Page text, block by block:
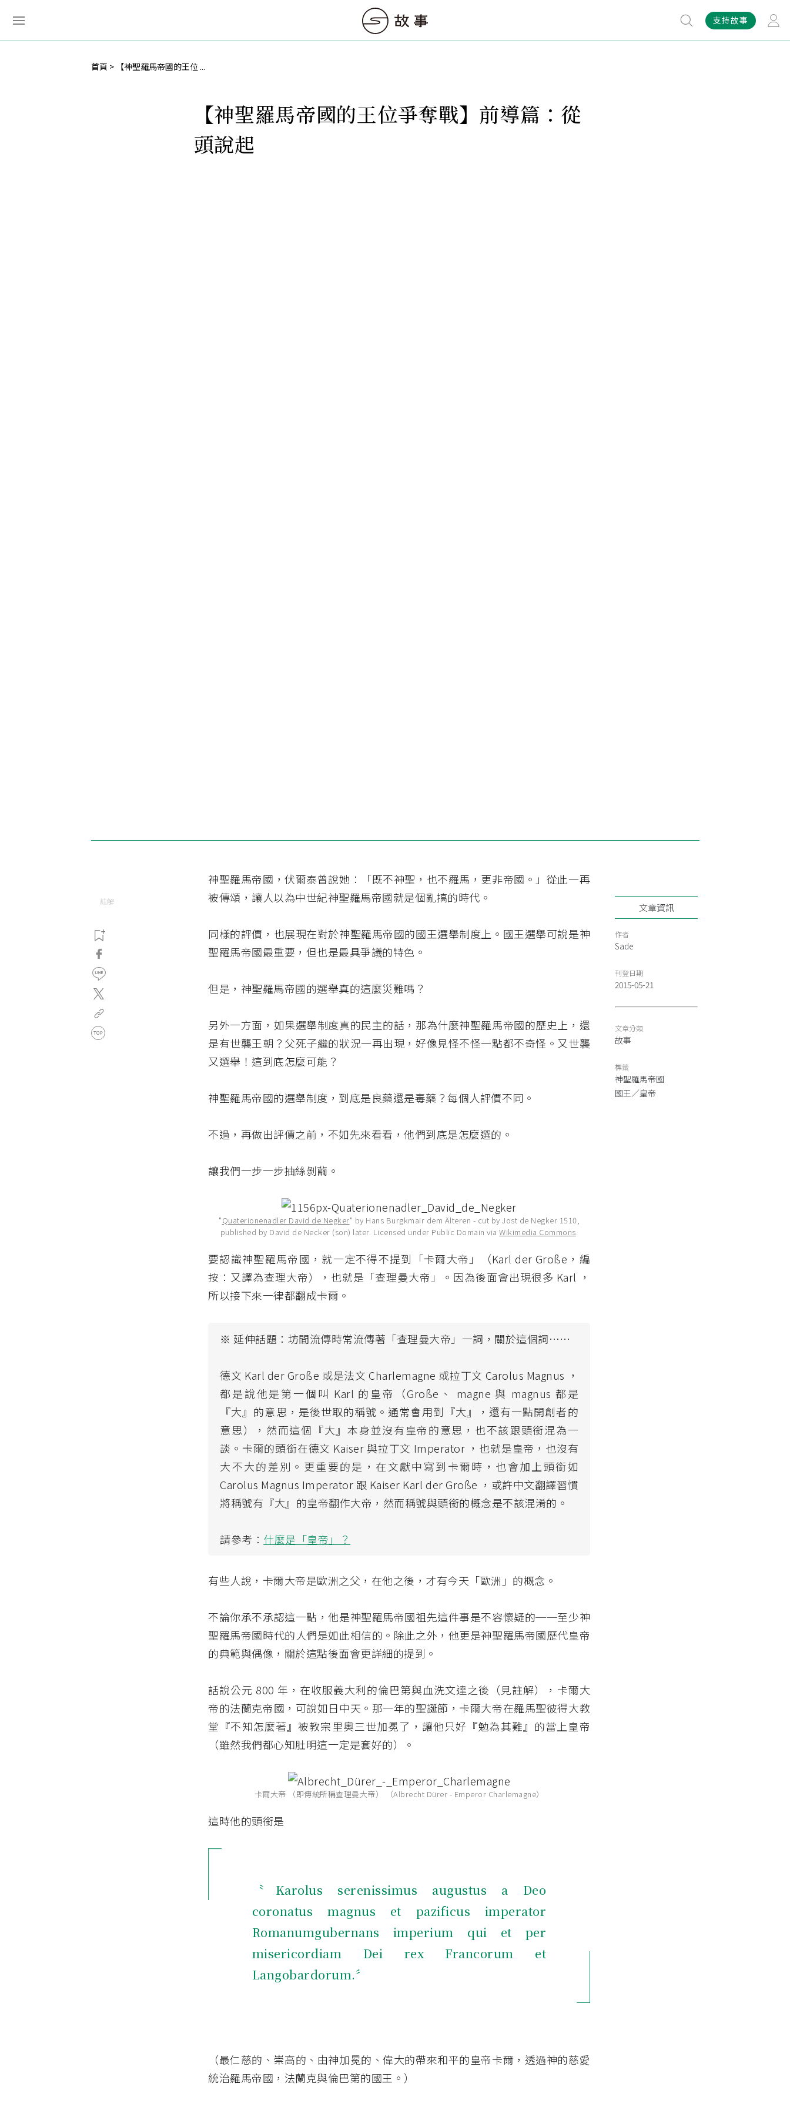
支持故事
首頁 【神聖羅馬帝國的王位 ...
【神聖羅馬帝國的王位爭奪戰】前導篇：從
頭說起
註解
神聖羅馬帝國，伏爾泰曾說她：「既不神聖，也不羅馬，更非帝國。」從此一再
被傳頌，讓人以為中世紀神聖羅馬帝國就是個亂搞的時代。
同樣的評價，也展現在對於神聖羅馬帝國的國王選舉制度上。國王選舉可說是神
聖羅馬帝國最重要，但也是最具爭議的特色。
但是，神聖羅馬帝國的選舉真的這麼災難嗎？
另外一方面，如果選舉制度真的民主的話，那為什麼神聖羅馬帝國的歷史上，還
是有世襲王朝？父死子繼的狀況一再出現，好像見怪不怪一點都不奇怪。又世襲
又選舉！這到底怎麼可能？
神聖羅馬帝國的選舉制度，到底是良藥還是毒藥？每個人評價不同。
不過，再做出評價之前，不如先來看看，他們到底是怎麼選的。
讓我們一步一步抽絲剝繭。
"Quaterionenadler David de Negker" by Hans Burgkmair dem Älteren - cut by Jost de Negker 1510,
published by David de Necker (son) later. Licensed under Public Domain viaWikimedia Commons.
要認識神聖羅馬帝國，就一定不得不提到「卡爾大帝」（Karl der Große，編
按：又譯為查理大帝），也就是「查理曼大帝」。因為後面會出現很多 Karl ，
所以接下來一律都翻成卡爾。
※ 延伸話題：坊間流傳時常流傳著「查理曼大帝」一詞，關於這個詞……
德文 Karl der Große 或是法文 Charlemagne 或拉丁文 Carolus Magnus ，
都是說他是第一個叫 Karl 的皇帝（Große、 magne 與 magnus 都是
『大』的意思，是後世取的稱號。通常會用到『大』，還有一點開創者的
意思），然而這個『大』本身並沒有皇帝的意思，也不該跟頭銜混為一
談。卡爾的頭銜在德文 Kaiser 與拉丁文 Imperator ，也就是皇帝，也沒有
大不大的差別。更重要的是，在文獻中寫到卡爾時，也會加上頭銜如
Carolus Magnus Imperator 跟 Kaiser Karl der Große ，或許中文翻譯習慣
將稱號有『大』的皇帝翻作大帝，然而稱號與頭銜的概念是不該混淆的。
請參考： 什麼是「皇帝」？
有些人說，卡爾大帝是歐洲之父，在他之後，才有今天「歐洲」的概念。
不論你承不承認這一點，他是神聖羅馬帝國祖先這件事是不容懷疑的──至少神
聖羅馬帝國時代的人們是如此相信的。除此之外，他更是神聖羅馬帝國歷代皇帝
的典範與偶像，關於這點後面會更詳細的提到。
話說公元 800 年，在收服義大利的倫巴第與血洗文達之後（見註解），卡爾大
帝的法蘭克帝國，可說如日中天。那一年的聖誕節，卡爾大帝在羅馬聖彼得大教
堂『不知怎麼著』被教宗里奧三世加冕了，讓他只好『勉為其難』的當上皇帝
（雖然我們都心知肚明這一定是套好的）。
卡爾大帝 （即傳統所稱查理曼大帝） （Albrecht Dürer - Emperor Charlemagne）
這時他的頭銜是
〝Karolus serenissimus augustus a Deo
coronatus magnus et pazificus imperator
Romanumgubernans imperium qui et per
misericordiam Dei rex Francorum et
Langobardorum.〞
（最仁慈的、崇高的、由神加冕的、偉大的帶來和平的皇帝卡爾，透過神的慈愛
統治羅馬帝國，法蘭克與倫巴第的國王。）
文章資訊
作者
Sade
刊登日期
2015-05-21
文章分類
故事
標籤
神聖羅馬帝國
國王／皇帝